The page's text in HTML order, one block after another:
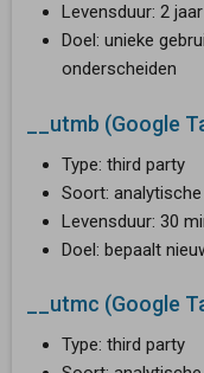
Levensduur: 2 jaar
Doel: unieke
onderscheiden
__utmb (Google
Type: third party
Soort:
­Levensduur: 30
Doel: bepaalt
​​__utmc (Google
Type: third party